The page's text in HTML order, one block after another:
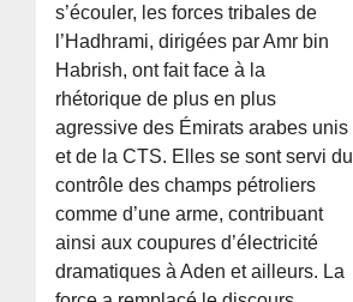
s’écouler, les forces tribales de
l’Hadhrami, dirigées par Amr bin
Habrish, ont fait face à la
rhétorique de plus en plus
agressive des Émirats arabes unis
et de la CTS. Elles se sont servi du
contrôle des champs pétroliers
comme d’une arme, contribuant
ainsi aux coupures d’électricité
dramatiques à Aden et ailleurs. La